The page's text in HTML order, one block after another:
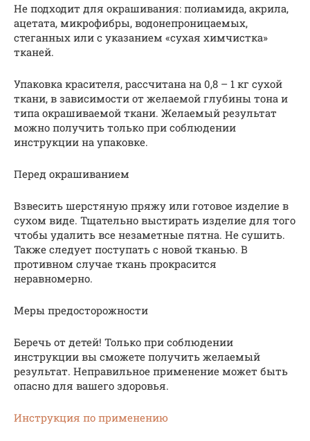
Не подходит для окрашивания: полиамида, акрила,
ацетата, микрофибры, водонепроницаемых,
стеганных или с указанием «сухая химчистка»
тканей.
Упаковка красителя, рассчитана на 0,8 – 1 кг сухой
ткани, в зависимости от желаемой глубины тона и
типа окрашиваемой ткани. Желаемый результат
можно получить только при соблюдении
инструкции на упаковке.
Перед окрашиванием
Взвесить шерстяную пряжу или готовое изделие в
сухом виде. Тщательно выстирать изделие для того
чтобы удалить все незаметные пятна. Не сушить.
Также следует поступать с новой тканью. В
противном случае ткань прокрасится
неравномерно.
Меры предосторожности
Беречь от детей! Только при соблюдении
инструкции вы сможете получить желаемый
результат. Неправильное применение может быть
опасно для вашего здоровья.
Инструкция по применению